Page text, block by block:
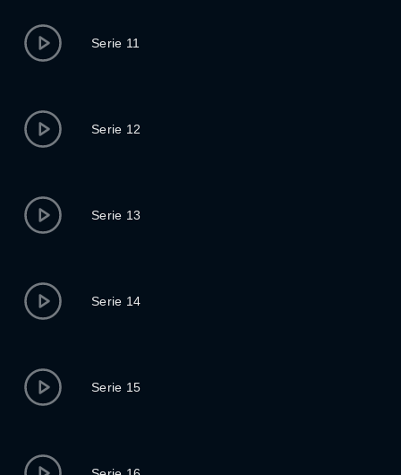
Serie 11
Serie 12
Serie 13
Serie 14
Serie 15